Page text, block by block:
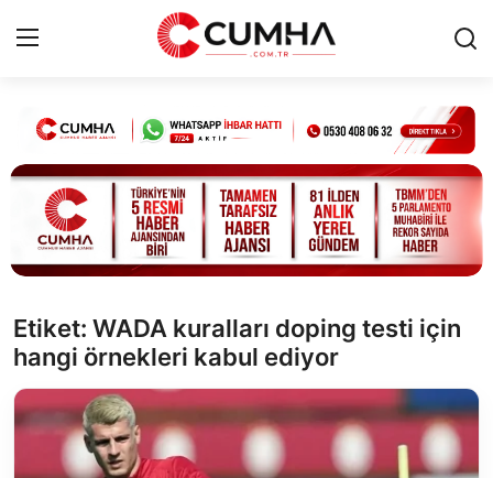
Kurumsal
Cumhurbaşkanlığı
Bakanlıklar
Siyasi Partiler
Yerel Yönetimler
Mülki İdare
Etiket: WADA kuralları doping testi için
hangi örnekleri kabul ediyor